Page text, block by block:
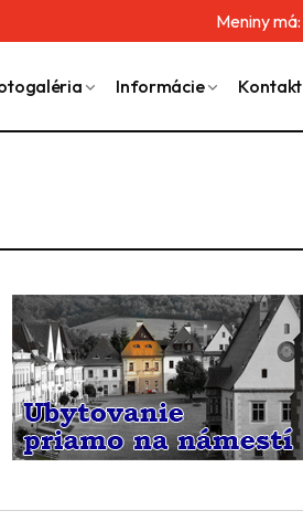
Meniny má:
Informácie Kontakt